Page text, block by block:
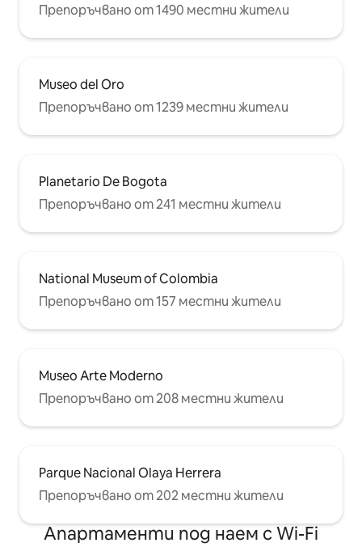
Препоръчвано от 1490 местни жители
Museo del Oro
Препоръчвано от 1239 местни жители
Planetario De Bogota
Препоръчвано от 241 местни жители
National Museum of Colombia
Препоръчвано от 157 местни жители
Museo Arte Moderno
Препоръчвано от 208 местни жители
Parque Nacional Olaya Herrera
Препоръчвано от 202 местни жители
Апартаменти под наем с Wi-Fi